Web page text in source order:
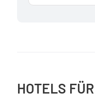
HOTELS